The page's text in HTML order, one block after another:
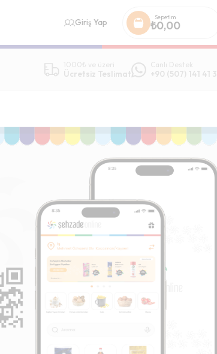
Giriş Yap
Sepetim
₺0,00
1000₺ ve üzeri
Ücretsiz Teslimat
Canlı Destek
+90 (507) 141 41